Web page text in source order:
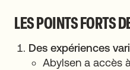
LES POINTS FORTS
Des expériences
Abylsen a accès